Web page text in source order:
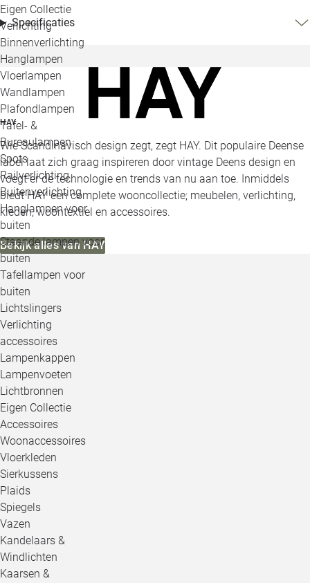
Eigen Collectie
Verlichting
Binnenverlichting
Hanglampen
Vloerlampen
Wandlampen
Plafondlampen
Tafel- &
Bureaulampen
Spots
Railverlichting
Buitenverlichting
Hanglampen voor
buiten
Staande lampen voor
buiten
Tafellampen voor
buiten
Lichtslingers
Verlichting
accessoires
Lampenkappen
Lampenvoeten
Lichtbronnen
Eigen Collectie
Accessoires
Woonaccessoires
Vloerkleden
Sierkussens
Plaids
Spiegels
Vazen
Kandelaars &
Windlichten
Kaarsen &
Specificaties
HAY
Wie Scandinavisch design zegt, zegt HAY. Dit populaire Deense
label laat zich graag inspireren door vintage Deens design en
voegt er de technologie en trends van nu aan toe. Inmiddels
biedt HAY een complete wooncollectie; meubelen, verlichting,
kleden, woontextiel en accessoires.
Bekijk alles van HAY